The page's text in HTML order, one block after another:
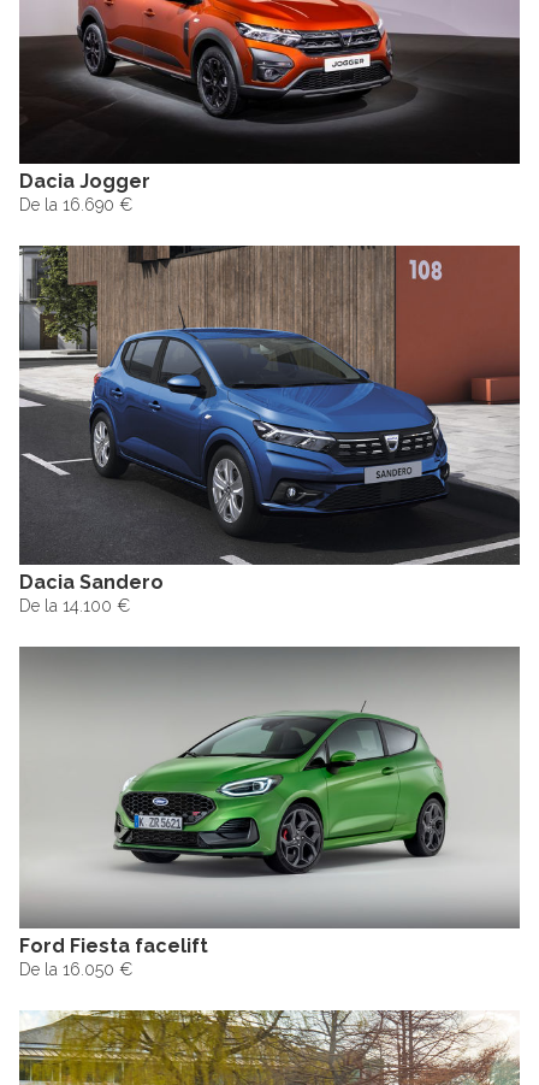
Dacia Jogger
De la 16.690 €
Dacia Sandero
De la 14.100 €
Ford Fiesta facelift
De la 16.050 €